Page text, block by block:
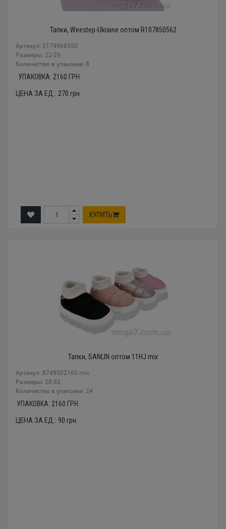
Тапки, Weestep-Ukraine оптом R107850562
Артикул: 2174968350
Размеры: 22-29
Количество в упаковке: 8
УПАКОВКА: 2160 ГРН.
ЦЕНА ЗА ЕД.: 270 грн.
КУПИТЬ
Тапки, SANLIN оптом 11HJ mix
Артикул: 8749502163 mix
Размеры: 28-33
Количество в упаковке: 24
УПАКОВКА: 2160 ГРН.
ЦЕНА ЗА ЕД.: 90 грн.